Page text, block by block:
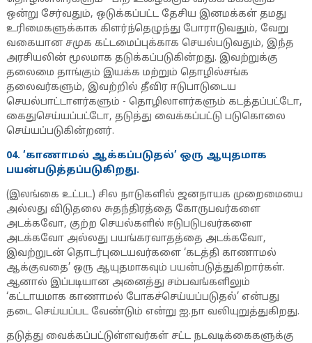
ஒன்று சேர்வதும், ஒடுக்கப்பட்ட தேசிய இனமக்கள் தமது
உரிமைகளுக்காக கிளர்ந்தெழுந்து போராடுவதும், வேறு
வகையான சமுக கட்டமைப்புக்காக செயல்படுவதும், இந்த
அரசியலின் மூலமாக தடுக்கப்படுகின்றது. இவற்றுக்கு
தலைமை தாங்கும் இயக்க மற்றும் தொழில்சங்க
தலைவர்களும், இவற்றில் தீவிர ஈடுபாடுடைய
செயல்பாட்டாளர்களும் - தொழிலாளர்களும் கடத்தப்பட்டோ,
கைதுசெய்யப்பட்டோ, தடுத்து வைக்கப்பட்டு படுகொலை
செய்யப்படுகின்றனர்.
04. ‘காணாமல் ஆக்கப்படுதல்’ ஒரு ஆயுதமாக
பயன்படுத்தப்படுகிறது.
(இலங்கை உட்பட) சில நாடுகளில் ஜனநாயக முறைமையை
அல்லது விடுதலை சுதந்திரத்தை கோருபவர்களை
அடக்கவோ, குற்ற செயல்களில் ஈடுபடுபவர்களை
அடக்கவோ அல்லது பயங்கரவாதத்தை அடக்கவோ,
இவற்றுடன் தொடர்புடையவர்களை ‘கடத்தி காணாமல்
ஆக்குவதை’ ஒரு ஆயுதமாகவும் பயன்படுத்துகிறார்கள்.
ஆனால் இப்படியான அனைத்து சம்பவங்களிலும்
‘கட்டாயமாக காணாமல் போகச்செய்யப்படுதல்’ என்பது
தடை செய்யப்பட வேண்டும் என்று ஐ.நா வலியுறுத்துகிறது.
தடுத்து வைக்கப்பட்டுள்ளவர்கள் சட்ட நடவடிக்கைகளுக்கு